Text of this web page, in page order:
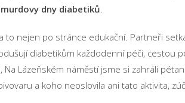
dny diabetiků
to nejen po stránce edukační. Partneři
diabetikům každodenní péči, cestou
Na Lázeňském náměstí jsme si zahráli
a koho neoslovila ani tato aktivita,